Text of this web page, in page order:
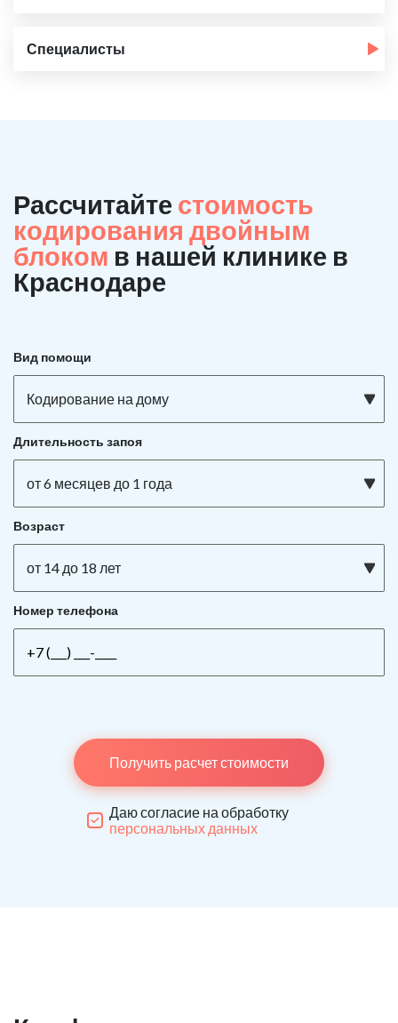
Специалисты
Рассчитайте стоимость
кодирования двойным
блоком в нашей клинике в
Краснодаре
Вид помощи
Кодирование на дому
Длительность запоя
от 6 месяцев до 1 года
Возраст
от 14 до 18 лет
Номер телефона
Получить расчет стоимости
Даю согласие на обработку
персональных данных